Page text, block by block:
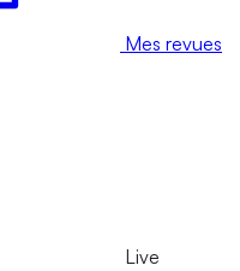
Mes revues
Live